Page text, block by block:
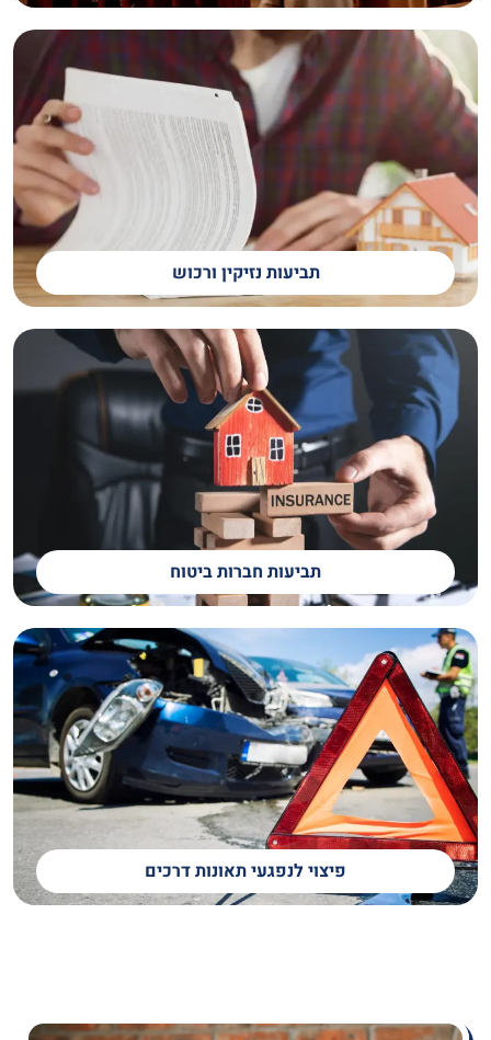
תביעות נזיקין ורכוש
תביעות חברות ביטוח
פיצוי לנפגעי תאונות דרכים